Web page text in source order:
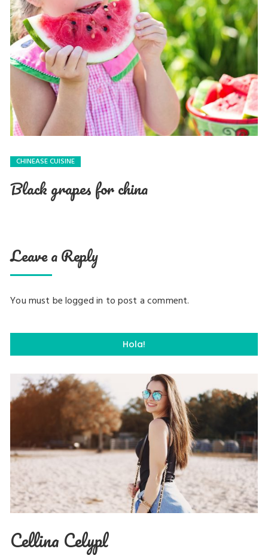
CHINEASE CUISINE
Black grapes for china
Leave a Reply
You must belogged in to post a comment.
Hola!
Cellina Celypl